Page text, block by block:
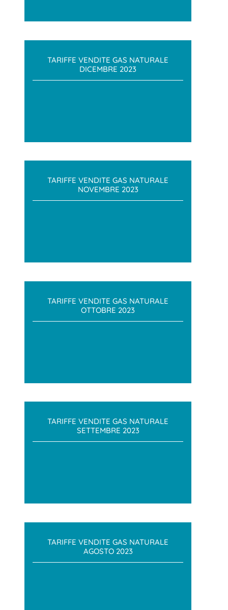
TARIFFE VENDITE GAS NATURALE
DICEMBRE 2023
TARIFFE VENDITE GAS NATURALE
NOVEMBRE 2023
TARIFFE VENDITE GAS NATURALE
OTTOBRE 2023
TARIFFE VENDITE GAS NATURALE
SETTEMBRE 2023
TARIFFE VENDITE GAS NATURALE
AGOSTO 2023